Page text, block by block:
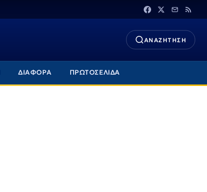
ΑΝΑΖΗΤΗΣΗ
ΔΙΑΦΟΡΑ ΠΡΩΤΟΣΕΛΙΔΑ